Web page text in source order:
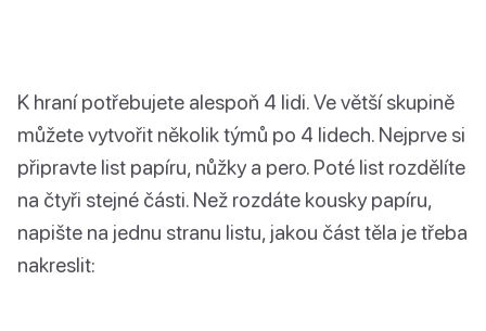
K hraní potřebujete alespoň 4 lidi. Ve větší skupině
můžete vytvořit několik týmů po 4 lidech. Nejprve si
připravte list papíru, nůžky a pero. Poté list rozdělíte
na čtyři stejné části. Než rozdáte kousky papíru,
napište na jednu stranu listu, jakou část těla je třeba
nakreslit: